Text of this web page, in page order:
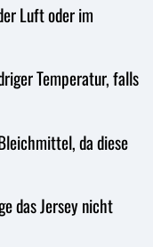
Luft oder im
Temperatur, falls
da diese
das Jersey nicht